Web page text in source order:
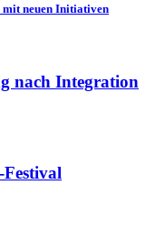
neuen Initiativen
nach Integration